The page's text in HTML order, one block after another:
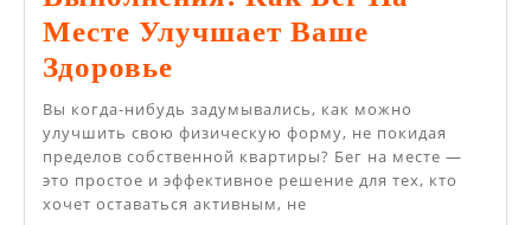
Месте Улучшает Ваше
Здоровье
И
Техника
Выполнения:
Как
Вы когда-нибудь задумывались, как можно
улучшить свою физическую форму, не покидая
пределов собственной квартиры? Бег на месте —
это простое и эффективное решение для тех, кто
хочет оставаться активным, не